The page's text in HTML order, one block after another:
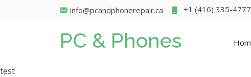
info@pcandphonerepair.ca +1 (416) 335-4777
PC & Phones
test